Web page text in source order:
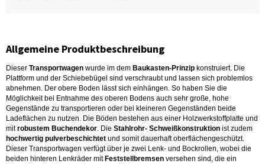
Allgemeine Produktbeschreibung
Dieser Transportwagen wurde im dem Baukasten-Prinzip konstruiert. Die
Plattform und der Schiebebügel sind verschraubt und lassen sich problemlos
abnehmen. Der obere Boden lässt sich einhängen. So haben Sie die
Möglichkeit bei Entnahme des oberen Bodens auch sehr große, hohe
Gegenstände zu transportieren oder bei kleineren Gegenständen beide
Ladeflächen zu nutzen. Die Böden bestehen aus einer Holzwerkstoffplatte und
mitrobustem Buchendekor. Die Stahlrohr- Schweißkonstruktion ist zudem
hochwertig pulverbeschichtet und somit dauerhaft oberflächengeschützt.
Dieser Transportwagen verfügt über je zwei Lenk- und Bockrollen, wobei die
beiden hinteren Lenkräder mit Feststellbremsen versehen sind, die ein